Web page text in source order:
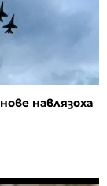
навлязоха